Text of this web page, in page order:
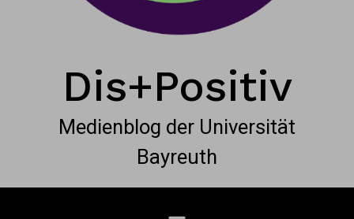
Dis+Positiv
Medienblog der Universität
Bayreuth